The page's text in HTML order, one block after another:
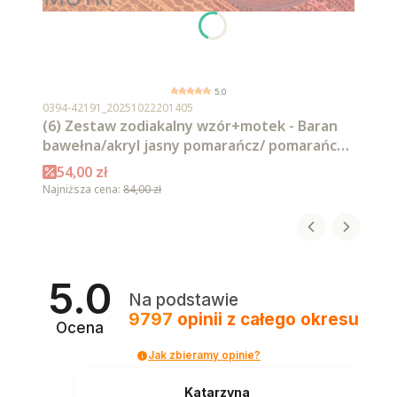
5.0
Kod produktu
0394-42191_20251022201405
(6) Zestaw zodiakalny wzór+motek - Baran
bawełna/akryl jasny pomarańcz/ pomarańcz/
intensywna czerwień/ czerwień/ burgund/
malaga
Cena promocyjna
54,00 zł
Najniższa cena: 84,00 zł
5.0
Ocena
Na podstawie
9797 opinii z całego okresu
Jak zbieramy opinie?
Katarzyna